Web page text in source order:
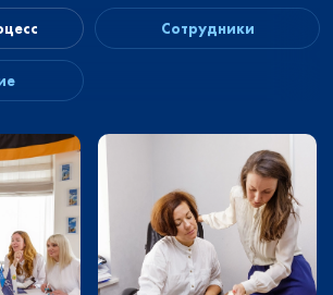
Сотрудники